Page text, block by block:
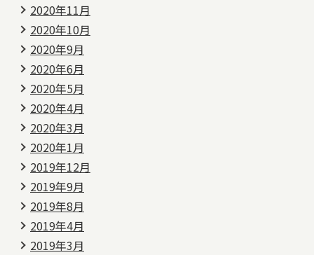
2020年11月
2020年10月
2020年9月
2020年6月
2020年5月
2020年4月
2020年3月
2020年1月
2019年12月
2019年9月
2019年8月
2019年4月
2019年3月